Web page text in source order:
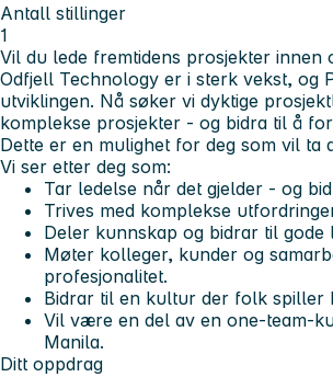
Antall stillinger
1
Vil du lede fremtidens prosjekter
Odfjell Technology er i sterk vekst, og
utviklingen. Nå søker vi dyktige
komplekse prosjekter - og bidra til å
Dette er en mulighet for deg som vil ta
Vi ser etter deg som:
Tar ledelse når det gjelder - og
Trives med komplekse
Deler kunnskap og bidrar til gode
Møter kolleger, kunder og
profesjonalitet.
Bidrar til en kultur der folk spiller
Vil være en del av en one-team-
Manila.
Ditt oppdrag